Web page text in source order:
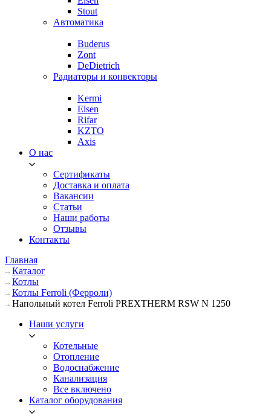
Stout
Автоматика
Buderus
Zont
DeDietrich
Радиаторы и конвекторы
Kermi
Elsen
Rifar
KZTO
Axis
О нас
Сертификаты
Доставка и оплата
Вакансии
Статьи
Наши работы
Отзывы
Контакты
Главная
Каталог
Котлы
Котлы Ferroli (Ферроли)
Напольный котел Ferroli PREXTHERM RSW N 1250
Наши услуги
Котельные
Отопление
Водоснабжение
Канализация
Все включено
Каталог оборудования